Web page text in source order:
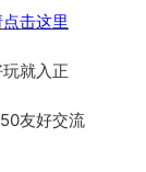
击这里
就入正
友好交流